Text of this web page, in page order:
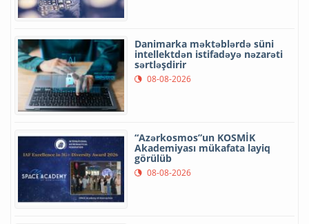
Danimarka məktəblərdə süni
intellektdən istifadəyə nəzarəti
sərtləşdirir
08-08-2026
“Azərkosmos”un KOSMİK
Akademiyası mükafata layiq
görülüb
08-08-2026